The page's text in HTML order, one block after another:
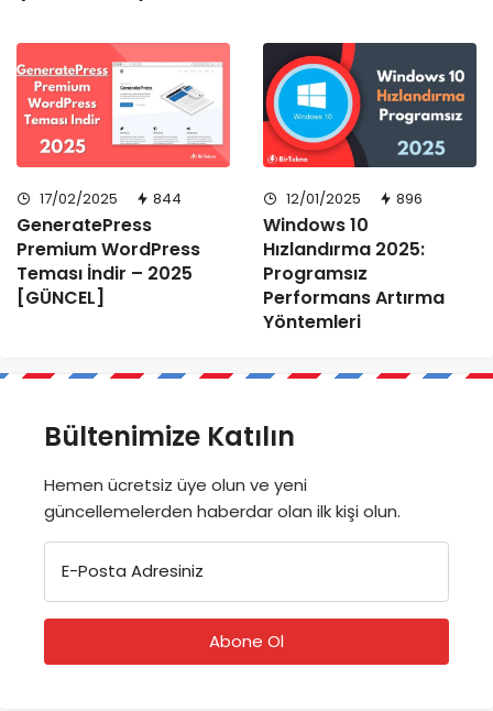
17/02/2025 844
GeneratePress
Premium WordPress
Teması İndir – 2025
[GÜNCEL]
12/01/2025 896
Windows 10
Hızlandırma 2025:
Programsız
Performans Artırma
Yöntemleri
Bültenimize Katılın
Hemen ücretsiz üye olun ve yeni
güncellemelerden haberdar olan ilk kişi olun.
E-Posta Adresiniz